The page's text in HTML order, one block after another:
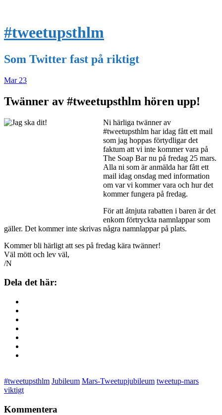
#tweetupsthlm
Som Twitter fast på riktigt
Mar 23
Twänner av #tweetupsthlm hören upp!
Ni härliga twänner av
#tweetupsthlm har idag fått ett mail
som jag hoppas förtydligar det
faktum att vi inte kommer vara på
The Soap Bar nu på fredag 25 mars.
Alla ni som är anmälda har fått ett
mail idag onsdag med information
om var vi kommer vara och hur det
kommer fungera på fredag.
För att åtnjuta rabatten i baren är det
enkom förtryckta namnlappar som
gäller. Det kommer inte skrivas några namnlappar på plats.
Kommer bli härligt att ses på fredag kära twänner!
Väl mött och lev väl,
/N
Dela det här:
#tweetupsthlm Jubileum Mars-Tweetupjubileum tweetup-mars
viktigt
Kommentera